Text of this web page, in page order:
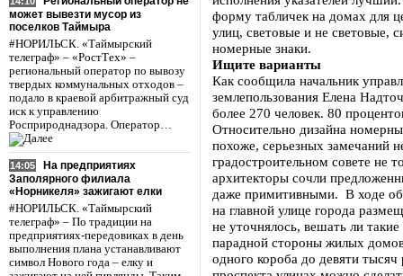
может вывезти мусор из
поселков Таймыра
#НОРИЛЬСК. «Таймырский
телеграф» – «РостТех» –
региональный оператор по вывозу
твердых коммунальных отходов –
подало в краевой арбитражный суд
иск к управлению
Росприроднадзора. Оператор…
14:05
На предприятиях
Заполярного филиала
«Норникеля» зажигают елки
#НОРИЛЬСК. «Таймырский
телеграф» – По традиции на
предприятиях-передовиках в день
выполнения плана устанавливают
символ Нового года – елку и
форму табличек на домах для
улиц, световые и не световые,
номерные знаки.
Ищите варианты
Как сообщила начальник
землепользования Елена
более 270 человек. 80
Относительно дизайна
похоже, серьезных замечаний
градостроительном совете не
архитекторы сочли
даже примитивными. В ходе
на главной улице города
не уточнялось, вешать ли
парадной стороны жилых
одного короба до девяти